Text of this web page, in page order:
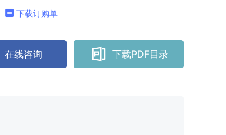
下载订购单
在线咨询 下载PDF目录